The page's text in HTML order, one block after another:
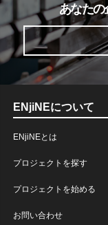
あなたの
ENjiNEについて
ENjiNEとは
プロジェクトを探す
プロジェクトを始める
お問い合わせ